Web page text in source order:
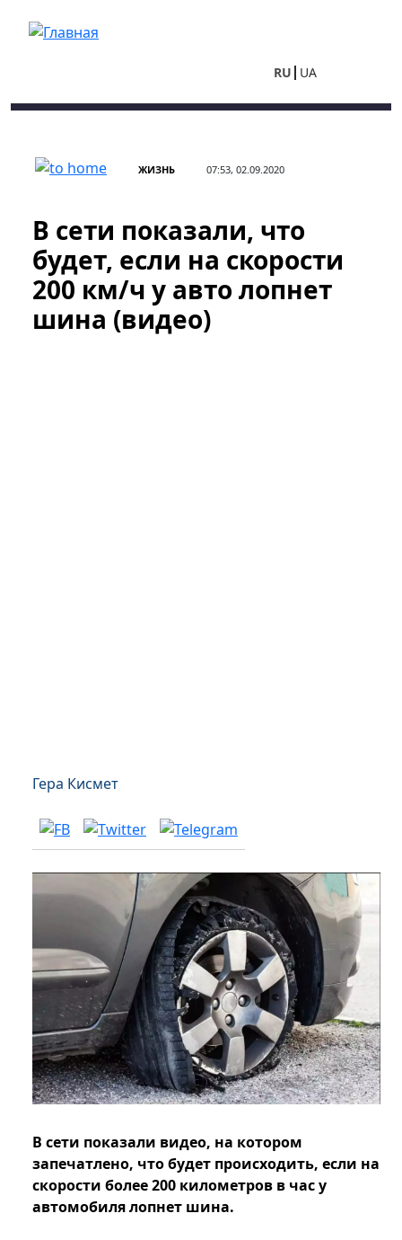
RU UA
ЖИЗНЬ 07:53, 02.09.2020
В сети показали, что
будет, если на скорости
200 км/ч у авто лопнет
шина (видео)
Гера Кисмет
В сети показали видео, на котором
запечатлено, что будет происходить, если на
скорости более 200 километров в час у
автомобиля лопнет шина.